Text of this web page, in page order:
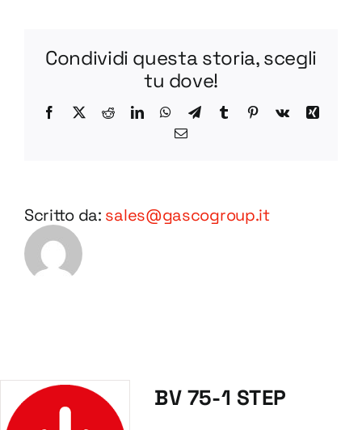
Condividi questa storia, scegli
tu dove!
Facebook
X RedditLinkedInWhatsApp
TelegramTumblr Pinterest
Vk
Xing
Email
Scritto da: sales@gascogroup.it
BV 75-1 STEP